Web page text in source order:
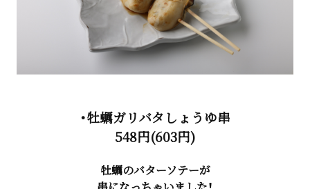
・牡蠣ガリバタしょうゆ串
548円(603円)
牡蠣のバターソテーが